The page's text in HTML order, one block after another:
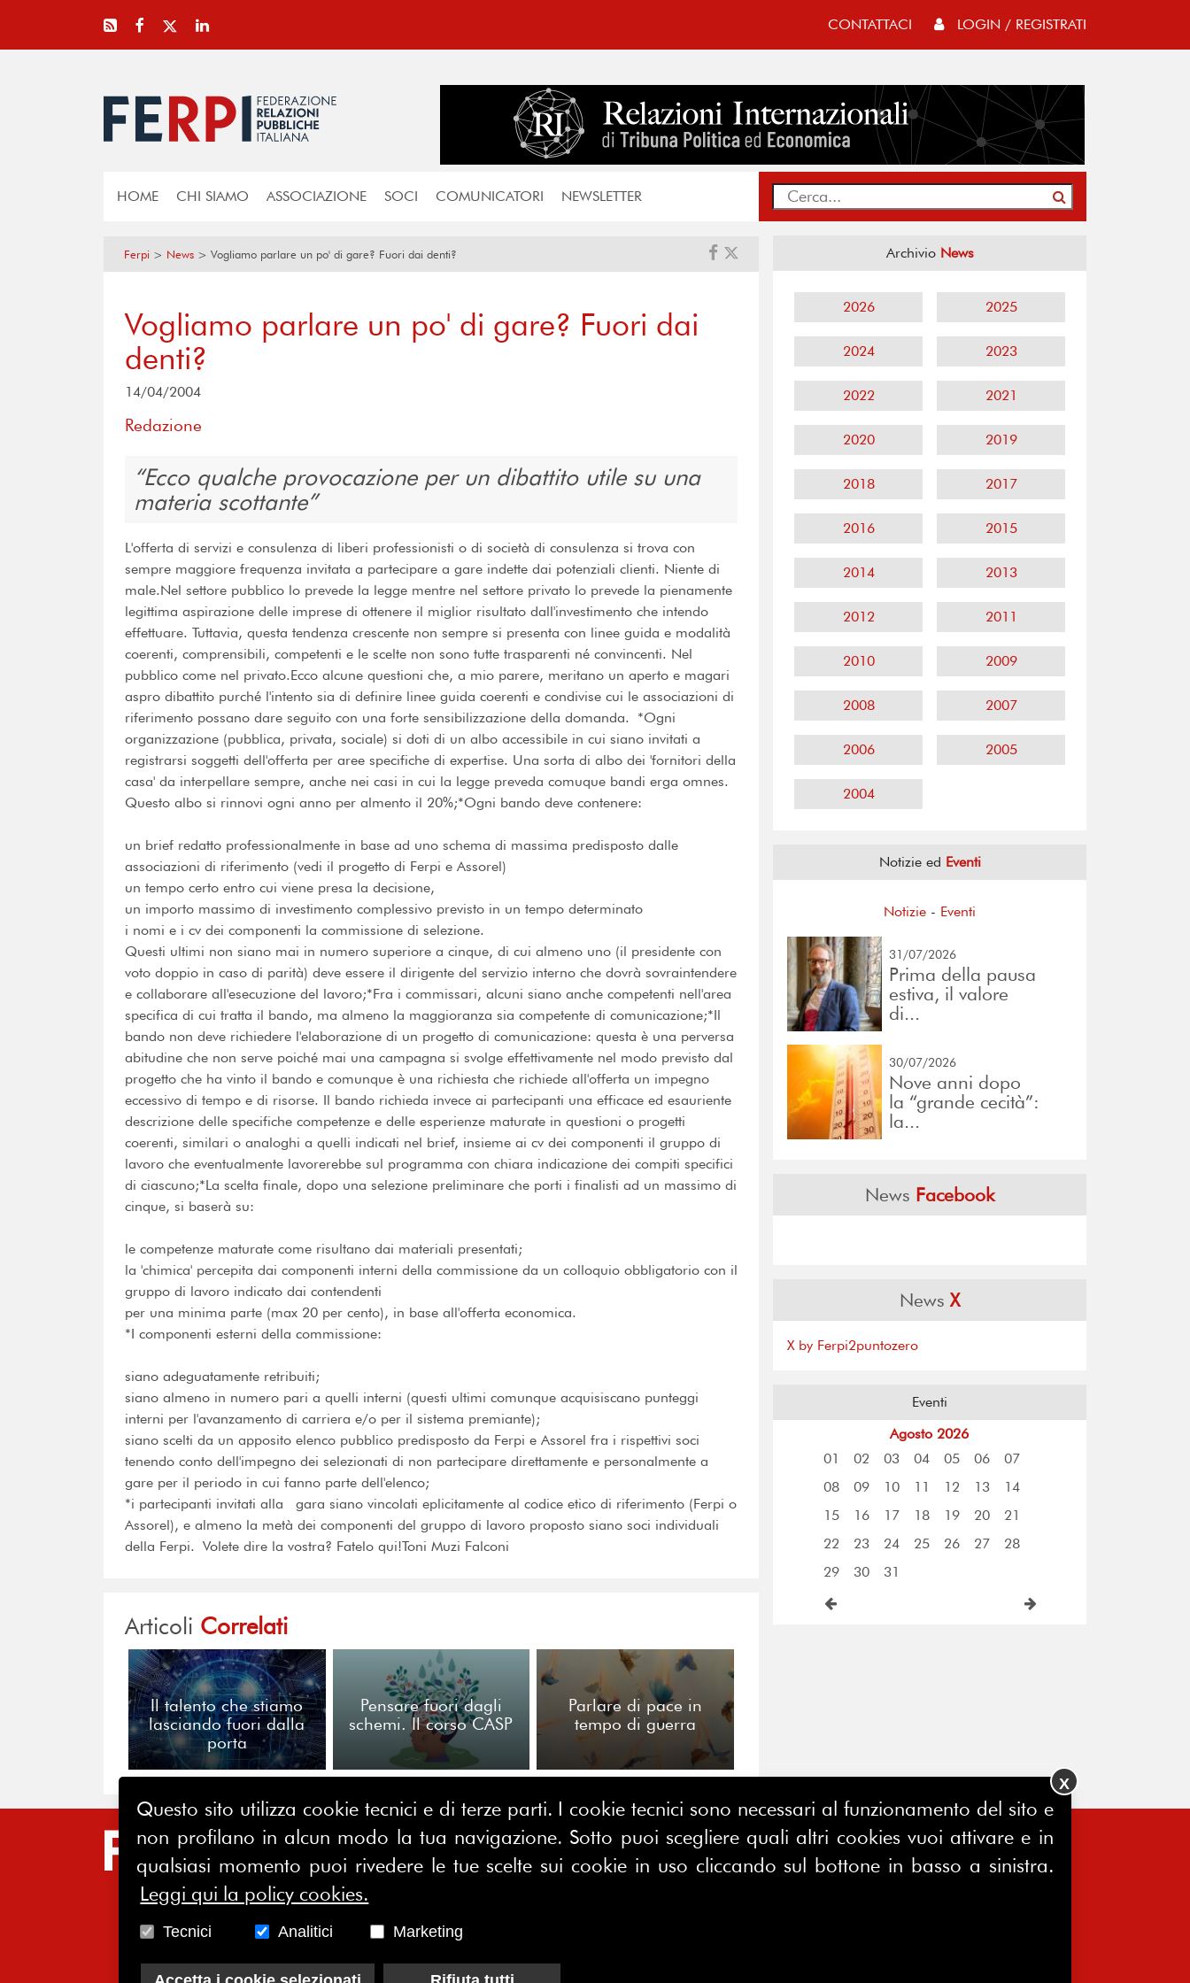
CONTATTACI LOGIN / REGISTRATI
HOME CHI SIAMO ASSOCIAZIONE SOCI COMUNICATORI NEWSLETTER
Ferpi > News > Vogliamo parlare un po' di gare? Fuori dai denti?
Vogliamo parlare un po' di gare? Fuori dai
denti?
14/04/2004
Redazione
Ecco qualche provocazione per un dibattito utile su una
materia scottante
L'offerta di servizi e consulenza di liberi professionisti o di società di consulenza si trova con
sempre maggiore frequenza invitata a partecipare a gare indette dai potenziali clienti. Niente di
male.Nel settore pubblico lo prevede la legge mentre nel settore privato lo prevede la pienamente
legittima aspirazione delle imprese di ottenere il miglior risultato dall'investimento che intendo
effettuare. Tuttavia, questa tendenza crescente non sempre si presenta con linee guida e modalità
coerenti, comprensibili, competenti e le scelte non sono tutte trasparenti né convincenti. Nel
pubblico come nel privato.Ecco alcune questioni che, a mio parere, meritano un aperto e magari
aspro dibattito purché l'intento sia di definire linee guida coerenti e condivise cui le associazioni di
riferimento possano dare seguito con una forte sensibilizzazione della domanda. *Ogni
organizzazione (pubblica, privata, sociale) si doti di un albo accessibile in cui siano invitati a
registrarsi soggetti dell'offerta per aree specifiche di expertise. Una sorta di albo dei 'fornitori della
casa' da interpellare sempre, anche nei casi in cui la legge preveda comuque bandi erga omnes.
Questo albo si rinnovi ogni anno per almento il 20%;*Ogni bando deve contenere:
un brief redatto professionalmente in base ad uno schema di massima predisposto dalle
associazioni di riferimento (vedi il progetto di Ferpi e Assorel)
un tempo certo entro cui viene presa la decisione,
un importo massimo di investimento complessivo previsto in un tempo determinato
i nomi e i cv dei componenti la commissione di selezione.
Questi ultimi non siano mai in numero superiore a cinque, di cui almeno uno (il presidente con
voto doppio in caso di parità) deve essere il dirigente del servizio interno che dovrà sovraintendere
e collaborare all'esecuzione del lavoro;*Fra i commissari, alcuni siano anche competenti nell'area
specifica di cui tratta il bando, ma almeno la maggioranza sia competente di comunicazione;*Il
bando non deve richiedere l'elaborazione di un progetto di comunicazione: questa è una perversa
abitudine che non serve poiché mai una campagna si svolge effettivamente nel modo previsto dal
progetto che ha vinto il bando e comunque è una richiesta che richiede all'offerta un impegno
eccessivo di tempo e di risorse. Il bando richieda invece ai partecipanti una efficace ed esauriente
descrizione delle specifiche competenze e delle esperienze maturate in questioni o progetti
coerenti, similari o analoghi a quelli indicati nel brief, insieme ai cv dei componenti il gruppo di
lavoro che eventualmente lavorerebbe sul programma con chiara indicazione dei compiti specifici
di ciascuno;*La scelta finale, dopo una selezione preliminare che porti i finalisti ad un massimo di
cinque, si baserà su:
le competenze maturate come risultano dai materiali presentati;
la 'chimica' percepita dai componenti interni della commissione da un colloquio obbligatorio con il
gruppo di lavoro indicato dai contendenti
per una minima parte (max 20 per cento), in base all'offerta economica.
*I componenti esterni della commissione:
siano adeguatamente retribuiti;
siano almeno in numero pari a quelli interni (questi ultimi comunque acquisiscano punteggi
interni per l'avanzamento di carriera e/o per il sistema premiante);
siano scelti da un apposito elenco pubblico predisposto da Ferpi e Assorel fra i rispettivi soci
tenendo conto dell'impegno dei selezionati di non partecipare direttamente e personalmente a
gare per il periodo in cui fanno parte dell'elenco;
*i partecipanti invitati alla gara siano vincolati eplicitamente al codice etico di riferimento (Ferpi o
Assorel), e almeno la metà dei componenti del gruppo di lavoro proposto siano soci individuali
della Ferpi. Volete dire la vostra? Fatelo qui!Toni Muzi Falconi
Articoli Correlati
Il talento che stiamo
lasciando fuori dalla
porta
Pensare fuori dagli
schemi. Il corso CASP
Parlare di pace in
tempo di guerra
Archivio News
2026 2025
2024 2023
2022 2021
2020 2019
2018 2017
2016 2015
2014 2013
2012 2011
2010 2009
2008 2007
2006 2005
2004
Notizie ed Eventi
Notizie - Eventi
31/07/2026
Prima della pausa
estiva, il valore
di...
30/07/2026
Nove anni dopo
la “grande cecità”:
la...
News Facebook
NewsX
X by Ferpi2puntozero
Eventi
Agosto 2026
01
02 03 04 05 06
07
08
09 10 11 12 13
14
15
16 17 18 19 20
21
22
23 24 25 26 27
28
29
30 31
SITE MAP
HOME
ASSOCIAZIONE
CONTATTACI
FERPI - Federazione Relazioni
FERPINews
Questo sito utilizza cookie tecnici e di terze parti. I cookie tecnici sono necessari al funzionamento del sito e
non profilano in alcun modo la tua navigazione. Sotto puoi scegliere quali altri cookies vuoi attivare e in
qualsiasi momento puoi rivedere le tue scelte sui cookie in uso cliccando sul bottone in basso a sinistra.
Leggi qui la policy cookies.
Tecnici Analitici Marketing
X